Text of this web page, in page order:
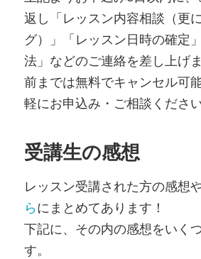
返し「レッスン内容相談（更
グ）」「レッスン日時の確定
法」などのご連絡を差し上げ
前までは無料でキャンセル可
軽にお申込み・ご相談ください
受講生の感想
レッスン受講された方の感想
らにまとめてあります！
下記に、その内の感想をいく
す。